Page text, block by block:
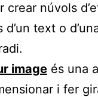
crear núvols
d’un text o
image és una
i fer